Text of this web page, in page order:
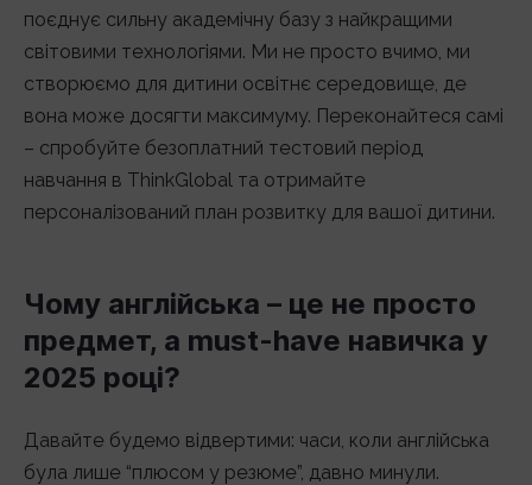
поєднує сильну академічну базу з найкращими
світовими технологіями. Ми не просто вчимо, ми
створюємо для дитини освітнє середовище, де
вона може досягти максимуму. Переконайтеся самі
– спробуйте безоплатний тестовий період
навчання в ThinkGlobal та отримайте
персоналізований план розвитку для вашої дитини.
Чому англійська – це не просто
предмет, а must-have навичка у
2025 році?
Давайте будемо відвертими: часи, коли англійська
була лише “плюсом у резюме”, давно минули.